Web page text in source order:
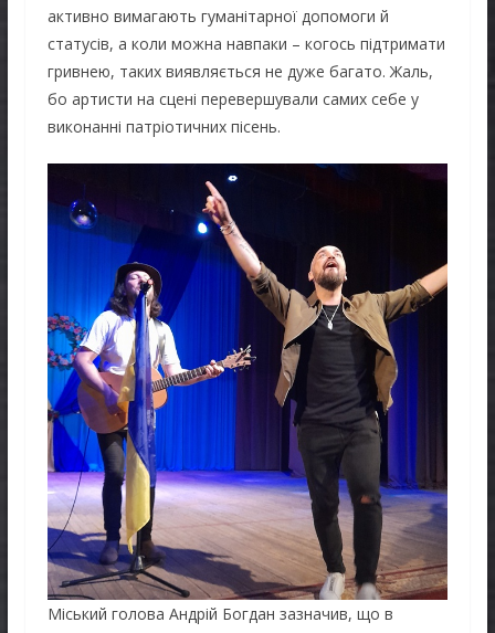
активно вимагають гуманітарної допомоги й
статусів, а коли можна навпаки – когось підтримати
гривнею, таких виявляється не дуже багато. Жаль,
бо артисти на сцені перевершували самих себе у
виконанні патріотичних пісень.
Міський голова Андрій Богдан зазначив, що в